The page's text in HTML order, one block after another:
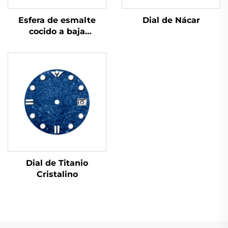
Esfera de esmalte
cocido a baja
Dial de Nácar
Dial de Titanio
Cristalino